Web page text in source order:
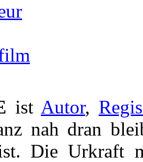
ist Autor,
nah dran
Die Urkraft